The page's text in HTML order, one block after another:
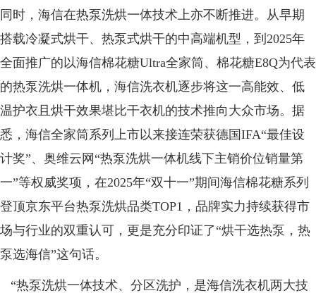
同时，海信在热泵洗烘一体技术上亦不断推进。从早期
搭载冷凝式烘干、热泵式烘干的中高端机型，到2025年
全面推广的以海信棉花糖Ultra全家筒、棉花糖E8Q为代表
的热泵洗烘一体机，海信洗衣机逐步将这一高能效、低
温护衣且烘干效果堪比干衣机的技术推向大众市场。据
悉，海信全家筒系列上市以来接连荣获德国IFA“最佳设
计奖”、奥维云网“热泵洗烘一体机线下主销价位销量第
一”等权威奖项，在2025年“双十一”期间海信棉花糖系列
登顶京东平台热泵洗烘品类TOP1，品牌实力持续获得市
场与行业的双重认可，更是充分印证了“烘干选热泵，热
泵选海信”这句话。
“热泵洗烘一体技术、分区洗护，是海信洗衣机两大技